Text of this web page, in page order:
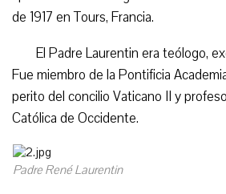
de 1917 en Tours, Francia.
El Padre Laurentin era teólogo,
Fue miembro de la Pontificia
perito del concilio Vaticano II y
Católica de Occidente.
Padre René Laurentin